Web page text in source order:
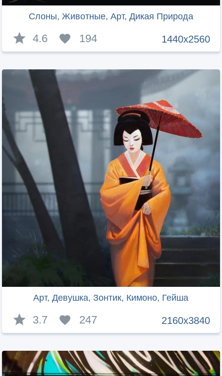
Слоны, Животные, Арт, Дикая Природа
1440x2560
4.6 194
Арт, Девушка, Зонтик, Кимоно, Гейша
2160x3840
3.7 247